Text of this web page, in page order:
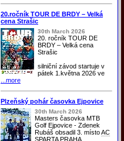
20.ročník TOUR DE BRDY – Velká
cena Strašic
30th March 2026
20. ročník TOUR DE
BRDY – Velká cena
Strašic
silniční závod startuje v
pátek 1.května 2026 ve
...more
Plzeňský pohár časovka Ejpovice
30th March 2026
Masters časovka MTB
Golf Ejpovice - Zdenek
Rubáš obsadil 3. místoAC
SPARTA PRAHA